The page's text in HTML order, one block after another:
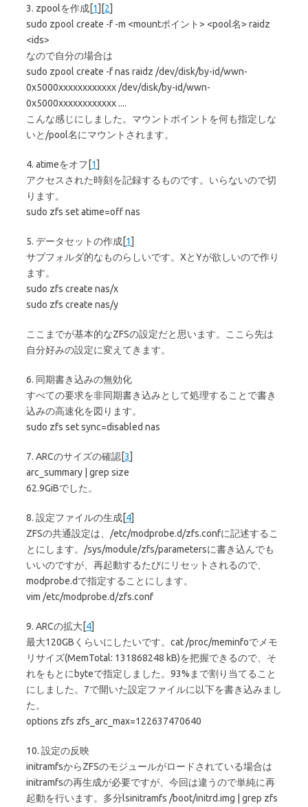
3. zpoolを作成[1][2]
sudo zpool create -f -m <mountポイント> <pool名> raidz
<ids>
なので自分の場合は
sudo zpool create -f nas raidz /dev/disk/by-id/wwn-
0x5000xxxxxxxxxxxx /dev/disk/by-id/wwn-
0x5000xxxxxxxxxxxx ....
こんな感じにしました。マウントポイントを何も指定しな
いと/pool名にマウントされます。
4. atimeをオフ[1]
アクセスされた時刻を記録するものです。いらないので切
ります。
sudo zfs set atime=off nas
5. データセットの作成[1]
サブフォルダ的なものらしいです。XとYが欲しいので作り
ます。
sudo zfs create nas/x
sudo zfs create nas/y
ここまでが基本的なZFSの設定だと思います。ここら先は
自分好みの設定に変えてきます。
6. 同期書き込みの無効化
すべての要求を非同期書き込みとして処理することで書き
込みの高速化を図ります。
sudo zfs set sync=disabled nas
7. ARCのサイズの確認[3]
arc_summary | grep size
62.9GiBでした。
8. 設定ファイルの生成[4]
ZFSの共通設定は、/etc/modprobe.d/zfs.confに記述するこ
とにします。/sys/module/zfs/parametersに書き込んでも
いいのですが、再起動するたびにリセットされるので、
modprobe.dで指定することにします。
vim /etc/modprobe.d/zfs.conf
9. ARCの拡大[4]
最大120GBくらいにしたいです。cat /proc/meminfoでメモ
リサイズ(MemTotal: 131868248 kB)を把握できるので、そ
れをもとにbyteで指定しました。93%まで割り当てること
にしました。7で開いた設定ファイルに以下を書き込みまし
た。
options zfs zfs_arc_max=122637470640
10. 設定の反映
initramfsからZFSのモジュールがロードされている場合は
initramfsの再生成が必要ですが、今回は違うので単純に再
起動を行います。多分lsinitramfs /boot/initrd.img | grep zfs